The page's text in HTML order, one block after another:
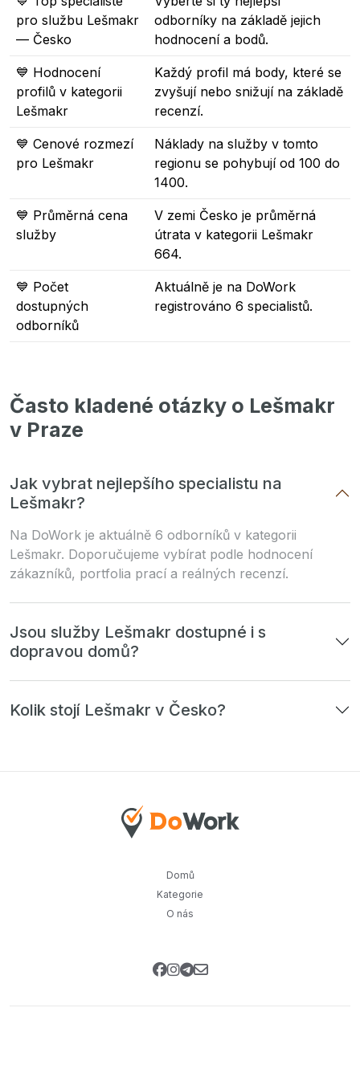
pro službu Lešmakr
— Česko
odborníky na základě jejich
hodnocení a bodů.
💙 Hodnocení
profilů v kategorii
Lešmakr
Každý profil má body, které se
zvyšují nebo snižují na základě
recenzí.
💙 Cenové rozmezí
pro Lešmakr
Náklady na služby v tomto
regionu se pohybují od 100 do
1400.
💙 Průměrná cena
služby
V zemi Česko je průměrná
útrata v kategorii Lešmakr
664.
💙 Počet
dostupných
odborníků
Aktuálně je na DoWork
registrováno 6 specialistů.
Často kladené otázky o Lešmakr
v Praze
Jak vybrat nejlepšího specialistu na
Lešmakr?
Na DoWork je aktuálně 6 odborníků v kategorii
Lešmakr. Doporučujeme vybírat podle hodnocení
zákazníků, portfolia prací a reálných recenzí.
Jsou služby Lešmakr dostupné i s
dopravou domů?
Kolik stojí Lešmakr v Česko?
Domů
Kategorie
O nás